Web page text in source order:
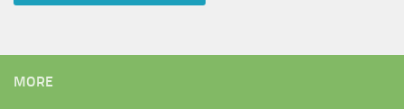
MORE